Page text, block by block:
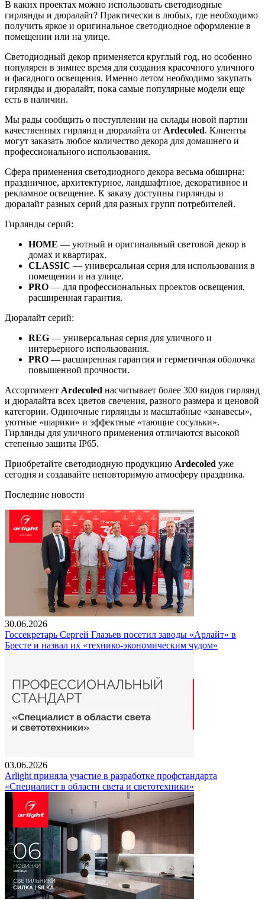
В каких проектах можно использовать светодиодные
гирлянды и дюралайт? Практически в любых, где необходимо
получить яркое и оригинальное светодиодное оформление в
помещении или на улице.
Светодиодный декор применяется круглый год, но особенно
популярен в зимнее время для создания красочного уличного
и фасадного освещения. Именно летом необходимо закупать
гирлянды и дюралайт, пока самые популярные модели еще
есть в наличии.
Мы рады сообщить о поступлении на склады новой партии
качественных гирлянд и дюралайта от Ardecoled. Клиенты
могут заказать любое количество декора для домашнего и
профессионального использования.
Сфера применения светодиодного декора весьма обширна:
праздничное, архитектурное, ландшафтное, декоративное и
рекламное освещение. К заказу доступны гирлянды и
дюралайт разных серий для разных групп потребителей.
Гирлянды серий:
HOME — уютный и оригинальный световой декор в
домах и квартирах.
CLASSIC — универсальная серия для использования в
помещении и на улице.
PRO — для профессиональных проектов освещения,
расширенная гарантия.
Дюралайт серий:
REG — универсальная серия для уличного и
интерьерного использования.
PRO — расширенная гарантия и герметичная оболочка
повышенной прочности.
Ассортимент Ardecoled насчитывает более 300 видов гирлянд
и дюралайта всех цветов свечения, разного размера и ценовой
категории. Одиночные гирлянды и масштабные «занавесы»,
уютные «шарики» и эффектные «тающие сосульки».
Гирлянды для уличного применения отличаются высокой
степенью защиты IP65.
Приобретайте светодиодную продукцию Ardecoled уже
сегодня и создавайте неповторимую атмосферу праздника.
Последние новости
30.06.2026
Госсекретарь Сергей Глазьев посетил заводы «Арлайт» в
Бресте и назвал их «технико-экономическим чудом»
03.06.2026
Arlight приняла участие в разработке профстандарта
«Специалист в области света и светотехники»